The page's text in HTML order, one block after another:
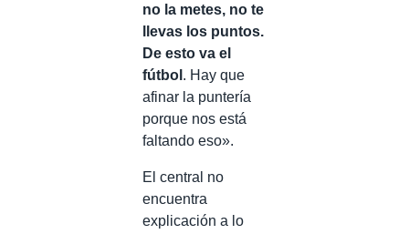
no la metes, no te
llevas los puntos.
De esto va el
fútbol . Hay que
afinar la puntería
porque nos está
faltando eso».
El central no
encuentra
explicación a lo